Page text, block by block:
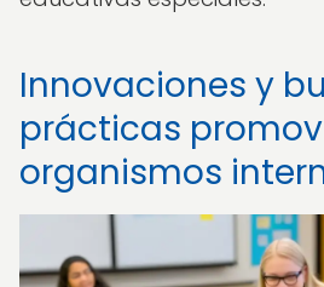
Innovaciones y
prácticas
organismos